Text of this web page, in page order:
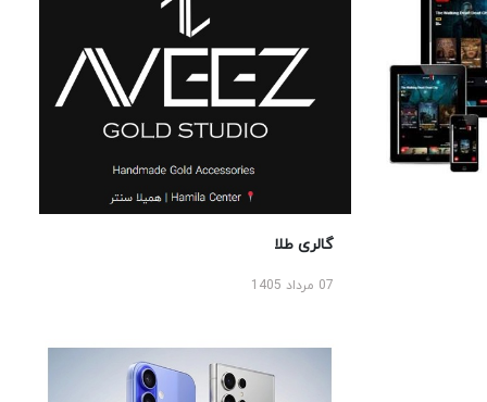
گالری طلا
07 مرداد 1405